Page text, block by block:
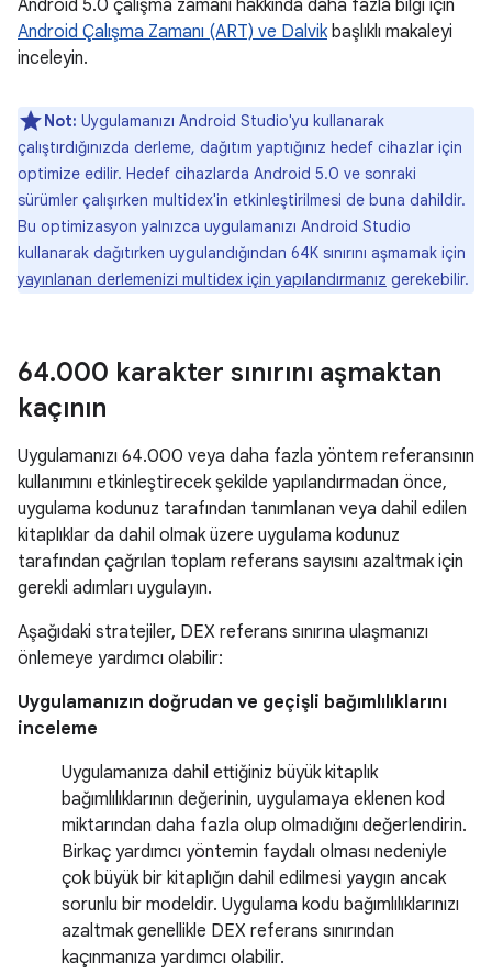
Android 5.0 çalışma zamanı hakkında daha fazla bilgi için
Android Çalışma Zamanı (ART) ve Dalvikbaşlıklı makaleyi
inceleyin.
Not: Uygulamanızı Android Studio'yu kullanarak
çalıştırdığınızda derleme, dağıtım yaptığınız hedef cihazlar için
optimize edilir. Hedef cihazlarda Android 5.0 ve sonraki
sürümler çalışırken multidex'in etkinleştirilmesi de buna dahildir.
Bu optimizasyon yalnızca uygulamanızı Android Studio
kullanarak dağıtırken uygulandığından 64K sınırını aşmamak için
yayınlanan derlemenizi multidex için yapılandırmanız gerekebilir.
64.000 karakter sınırını aşmaktan
kaçının
Uygulamanızı 64.000 veya daha fazla yöntem referansının
kullanımını etkinleştirecek şekilde yapılandırmadan önce,
uygulama kodunuz tarafından tanımlanan veya dahil edilen
kitaplıklar da dahil olmak üzere uygulama kodunuz
tarafından çağrılan toplam referans sayısını azaltmak için
gerekli adımları uygulayın.
Aşağıdaki stratejiler, DEX referans sınırına ulaşmanızı
önlemeye yardımcı olabilir:
Uygulamanızın doğrudan ve geçişli bağımlılıklarını
inceleme
Uygulamanıza dahil ettiğiniz büyük kitaplık
bağımlılıklarının değerinin, uygulamaya eklenen kod
miktarından daha fazla olup olmadığını değerlendirin.
Birkaç yardımcı yöntemin faydalı olması nedeniyle
çok büyük bir kitaplığın dahil edilmesi yaygın ancak
sorunlu bir modeldir. Uygulama kodu bağımlılıklarınızı
azaltmak genellikle DEX referans sınırından
kaçınmanıza yardımcı olabilir.